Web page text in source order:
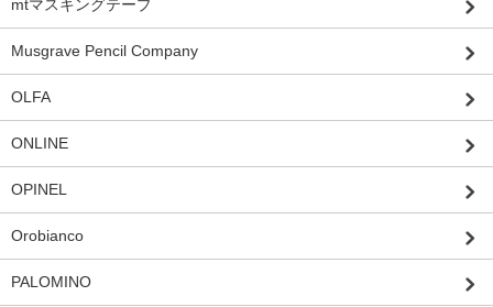
mtマスキングテープ
Musgrave Pencil Company
OLFA
ONLINE
OPINEL
Orobianco
PALOMINO